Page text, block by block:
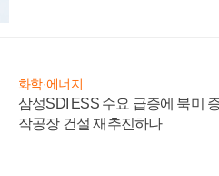
화학·에너지
삼성SDI ESS 수요 급증에 북미
작공장 건설 재추진하나